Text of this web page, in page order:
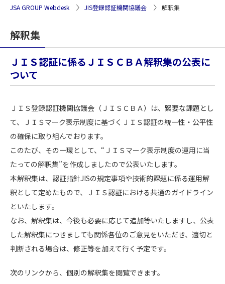
JSA GROUP Webdesk JIS登録認証機関協議会 解釈集
解釈集
ＪＩＳ認証に係るＪＩＳＣＢＡ解釈集の公表に
ついて
ＪＩＳ登録認証機関協議会（ＪＩＳＣＢＡ）は、緊要な課題とし
て、ＪＩＳマーク表示制度に基づくＪＩＳ認証の統一性・公平性
の確保に取り組んでおります。
このたび、その一環として、“ＪＩＳマーク表示制度の運用に当
たっての解釈集”を作成しましたので公表いたします。
本解釈集は、認証指針JISの規定事項や技術的課題に係る運用解
釈として定めたもので、ＪＩＳ認証における共通のガイドライン
といたします。
なお、解釈集は、今後も必要に応じて追加等いたしますし、公表
した解釈集につきましても関係各位のご意見をいただき、適切と
判断される場合は、修正等を加えて行く予定です。
次のリンクから、個別の解釈集を閲覧できます。